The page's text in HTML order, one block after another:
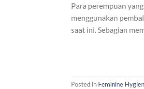
Para perempuan
menggunakan
saat ini. Sebagian
Posted in Feminine